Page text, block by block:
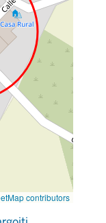
contributors